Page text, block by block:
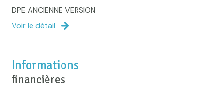
DPE ANCIENNE VERSION
Voir le détail
Informations
financières